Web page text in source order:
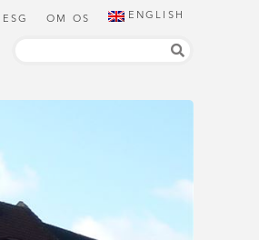
ESG OM OS ENGLISH